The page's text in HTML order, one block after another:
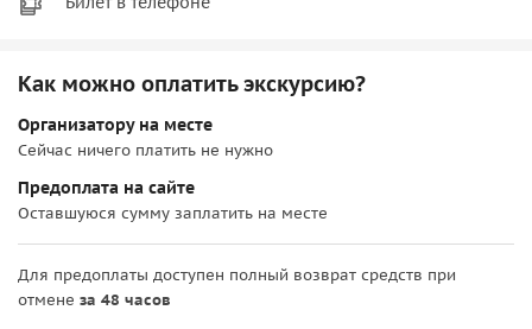
Как можно оплатить экскурсию?
Организатору на месте
Сейчас ничего платить не нужно
Предоплата на сайте
Оставшуюся сумму заплатить на месте
Для предоплаты доступен полный возврат средств при
отмене за 48 часов